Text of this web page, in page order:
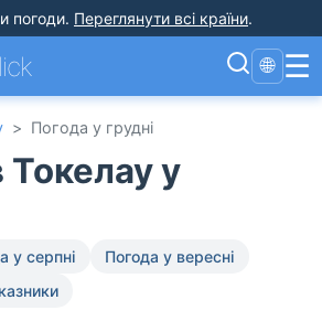
погоди. Переглянути всі країни.
🌐 ☰
> Погода у грудні
Токелау у
у серпні
Погода у вересні